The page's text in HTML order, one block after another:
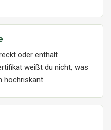
oder enthält
weißt du nicht, was
hochriskant.